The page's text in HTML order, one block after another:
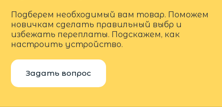
Подберем необходимый вам товар. Поможем
новичкам сделать правильный выбр и
избежать переплаты. Подскажем, как
настроить устройство.
Задать вопрос